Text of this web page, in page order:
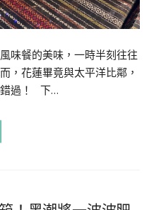
味餐的美味，一時半刻往往
，花蓮畢竟與太平洋比鄰，
錯過！ 下…